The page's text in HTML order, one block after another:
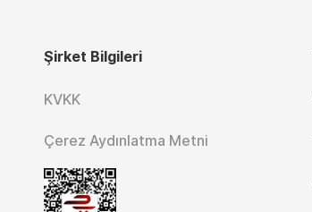
Şirket Bilgileri
KVKK
Çerez Aydınlatma Metni